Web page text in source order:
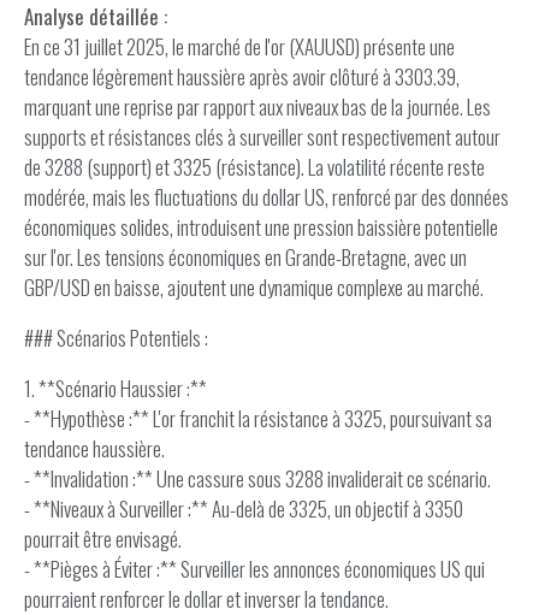
Analyse détaillée :
En ce 31 juillet 2025, le marché de l'or (XAUUSD) présente une
tendance légèrement haussière après avoir clôturé à 3303.39,
marquant une reprise par rapport aux niveaux bas de la journée. Les
supports et résistances clés à surveiller sont respectivement autour
de 3288 (support) et 3325 (résistance). La volatilité récente reste
modérée, mais les fluctuations du dollar US, renforcé par des données
économiques solides, introduisent une pression baissière potentielle
sur l'or. Les tensions économiques en Grande-Bretagne, avec un
GBP/USD en baisse, ajoutent une dynamique complexe au marché.
### Scénarios Potentiels :
1. **Scénario Haussier :**
- **Hypothèse :** L'or franchit la résistance à 3325, poursuivant sa
tendance haussière.
- **Invalidation :** Une cassure sous 3288 invaliderait ce scénario.
- **Niveaux à Surveiller :** Au-delà de 3325, un objectif à 3350
pourrait être envisagé.
- **Pièges à Éviter :** Surveiller les annonces économiques US qui
pourraient renforcer le dollar et inverser la tendance.